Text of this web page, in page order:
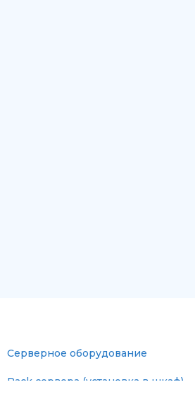
Серверное оборудование
Rack сервера (установка в шкаф)